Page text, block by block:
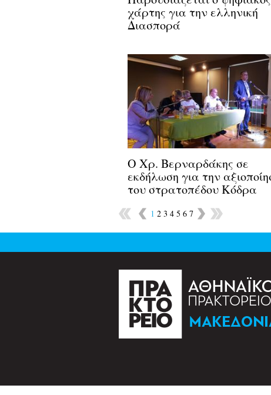
χάρτης για την ελληνική
Διασπορά
Ο Χρ. Βερναρδάκης σε
εκδήλωση για την
του στρατοπέδου Κόδρα
1 2 3 4 5 6 7